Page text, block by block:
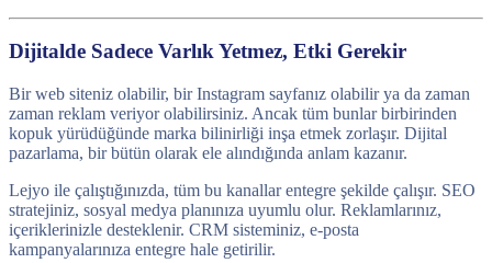
Dijitalde Sadece Varlık Yetmez, Etki Gerekir
Bir web siteniz olabilir, bir Instagram sayfanız olabilir ya da zaman
zaman reklam veriyor olabilirsiniz. Ancak tüm bunlar birbirinden
kopuk yürüdüğünde marka bilinirliği inşa etmek zorlaşır. Dijital
pazarlama, bir bütün olarak ele alındığında anlam kazanır.
Lejyo ile çalıştığınızda, tüm bu kanallar entegre şekilde çalışır. SEO
stratejiniz, sosyal medya planınıza uyumlu olur. Reklamlarınız,
içeriklerinizle desteklenir. CRM sisteminiz, e-posta
kampanyalarınıza entegre hale getirilir.